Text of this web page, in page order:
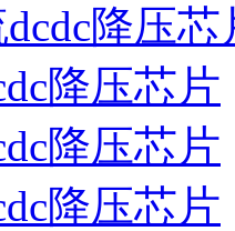
降压芯
降压芯片
降压芯片
降压芯片